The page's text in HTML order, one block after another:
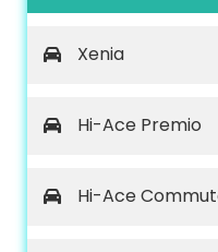
Xenia
Hi-Ace Premio
Hi-Ace